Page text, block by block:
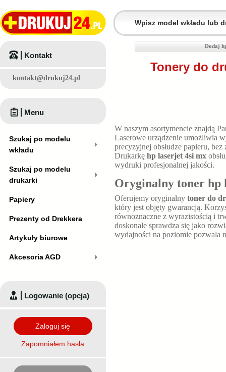
Dodaj
Tonery do
W naszym asortymencie znajdą
Laserowe urządzenie umożliwia
precyzyjnej obsłudze papieru,
Drukarkę hp laserjet 4si mx
wydruki profesjonalnej jakości.
Oryginalny toner hp
Oferujemy oryginalny toner do
który jest objęty gwarancją.
równoznaczne z wyrazistością i
doskonale sprawdza się jako
wydajności na poziomie pozwala
Kontakt
kontakt@drukuj24.pl
Menu
Szukaj po modelu
wkładu
Szukaj po modelu
drukarki
Papiery
Prezenty od Drekkera
Artykuły biurowe
Akcesoria AGD
Logowanie (opcja)
Zaloguj się
Zapomniałem hasła